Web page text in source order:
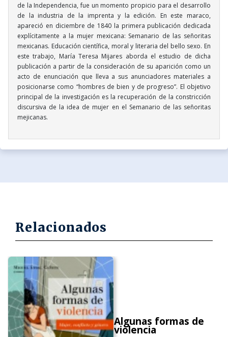
de la Independencia, fue un momento propicio para el desarrollo
de la industria de la imprenta y la edición. En este maraco,
apareció en diciembre de 1840 la primera publicación dedicada
explícitamente a la mujer mexicana: Semanario de las señoritas
mexicanas. Educación científica, moral y literaria del bello sexo. En
este trabajo, María Teresa Mijares aborda el estudio de dicha
publicación a partir de la consideración de su aparición como un
acto de enunciación que lleva a sus anunciadores materiales a
posicionarse como “hombres de bien y de progreso”. El objetivo
principal de la investigación es la recuperación de la constricción
discursiva de la idea de mujer en el Semanario de las señoritas
mejicanas.
Relacionados
Algunas formas de
violencia